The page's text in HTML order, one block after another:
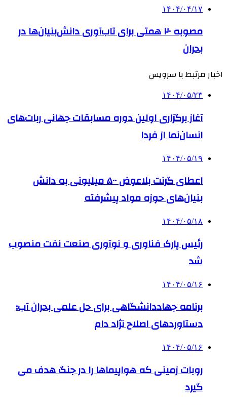
۱۴۰۴/۰۴/۱۷
مصوبه ۲۰ همتی برای تاب‌آوری دانش‌بنیان‌ها در
بحران
اخبار مرتبط با سرویس
۱۴۰۴/۰۵/۲۳
آغاز برگزاری اولین دوره مسابقات جهانی ربات‌های
انسان‌نما از فردا
۱۴۰۴/۰۵/۱۹
اعطای گرنت بلاعوض ۵۰۰ میلیونی به دانش
بنیان‌های حوزه مواد پیشرفته
۱۴۰۴/۰۵/۱۸
رئیس پارک فناوری و نوآوری صنعت نفت منصوب
شد
۱۴۰۴/۰۵/۱۶
برنامه جهاددانشگاهی برای حل علمی بحران آب؛
دستاوردهای اصلاح نژاد دام
۱۴۰۴/۰۵/۱۶
روبات زمینی که هواپیماها را در جنگ هدف می
گیرد